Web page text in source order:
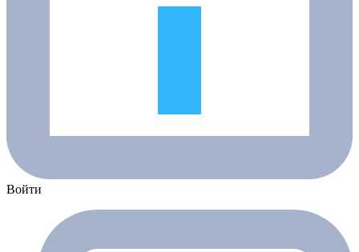
Войти